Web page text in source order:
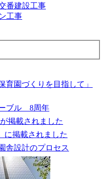
番建設工事
工事
育園づくりを目指して」
ブル 8周年
掲載されました
に掲載されました
舎設計のプロセス